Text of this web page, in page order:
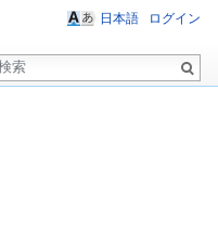
日本語 ログイン